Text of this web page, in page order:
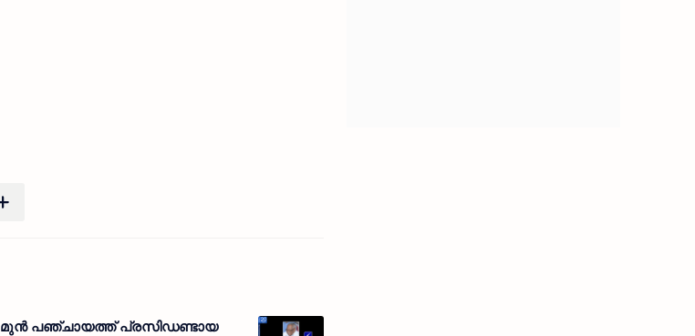
മുന്‍ പഞ്ചായത്ത് പ്രസിഡണ്ടായ